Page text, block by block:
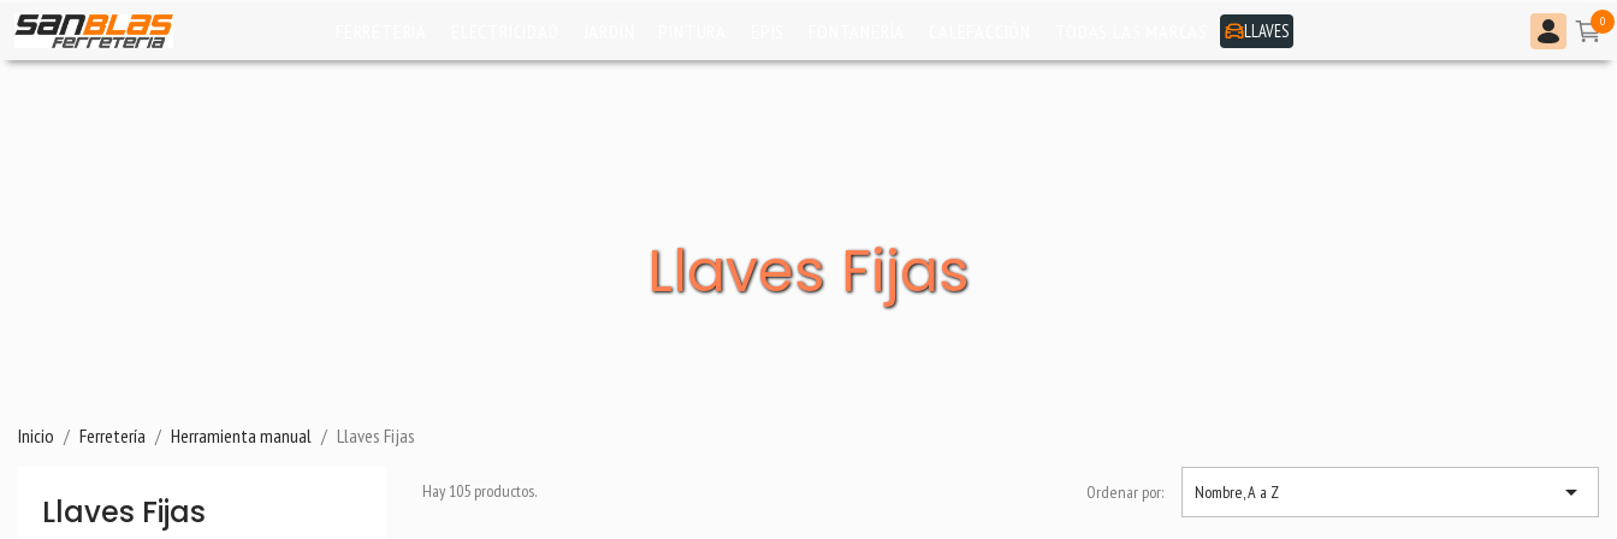
LLAVES 0
Llaves Fijas
Inicio Ferretería Herramienta manual Llaves Fijas
Llaves Fijas
Hay 105 productos. Ordenar por: Nombre, A a Z 